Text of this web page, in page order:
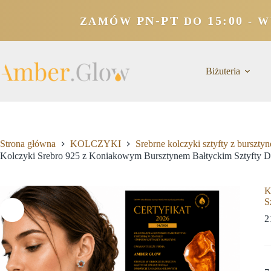
ZAMÓW PN-PT DO 15:00 -
Biżuteria
Strona główna KOLCZYKI
Srebrne kolczyki sztyfty z
Kolczyki Srebro 925 z Koniakowym Bursztynem Bałtyckim Sztyfty